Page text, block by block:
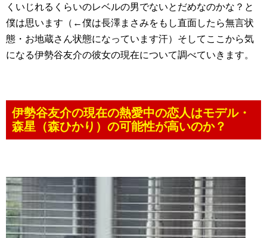
くいじれるくらいのレベルの男でないとだめなのかな？と
僕は思います（←僕は長澤まさみをもし直面したら無言状
態・お地蔵さん状態になっています汗）そしてここから気
になる伊勢谷友介の彼女の現在について調べていきます。
伊勢谷友介の現在の熱愛中の恋人はモデル・
森星（森ひかり）の可能性が高いのか？